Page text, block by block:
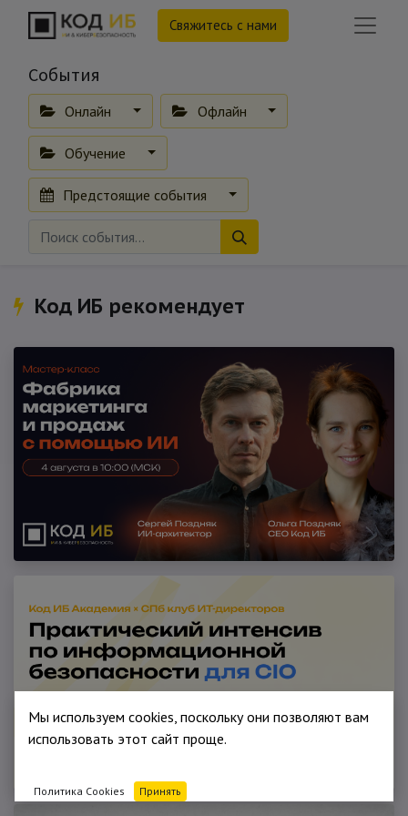
Свяжитесь с нами
События
Онлайн Офлайн
Обучение
Предстоящие события
Код ИБ рекомендует
Мы используем cookies, поскольку они позволяют вам
использовать этот сайт проще.
Политика Cookies Принять